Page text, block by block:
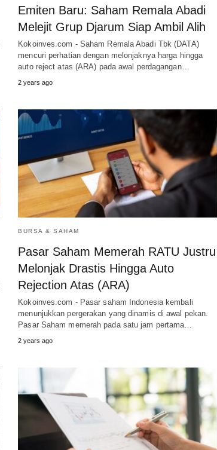
Emiten Baru: Saham Remala Abadi
Melejit Grup Djarum Siap Ambil Alih
Kokoinves.com - Saham Remala Abadi Tbk (DATA)
mencuri perhatian dengan melonjaknya harga hingga
auto reject atas (ARA) pada awal perdagangan…
2 years ago
BURSA & SAHAM
Pasar Saham Memerah RATU Justru
Melonjak Drastis Hingga Auto
Rejection Atas (ARA)
Kokoinves.com - Pasar saham Indonesia kembali
menunjukkan pergerakan yang dinamis di awal pekan.
Pasar Saham memerah pada satu jam pertama…
2 years ago